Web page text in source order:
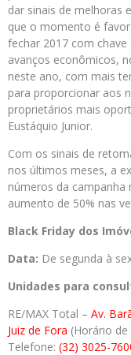
dar sinais de melhoras
que o momento é
fechar 2017 com
avanços econômicos,
neste ano, com mais
para proporcionar aos
proprietários mais
Eustáquio Junior.
Com os sinais de
nos últimos meses, a
números da campanha
aumento de 50% nas
Black Friday dos
Data: De segunda à
Unidades para
RE/MAX Total – Av.
Juiz de Fora (Horário
Telefone: (32) 3025-